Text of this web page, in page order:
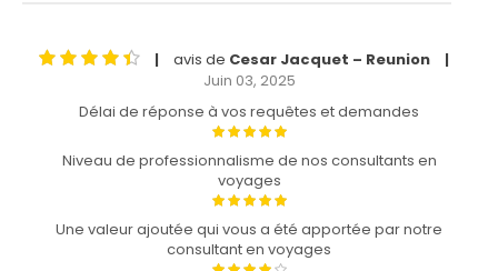
| avis de Cesar Jacquet – Reunion |
Juin 03, 2025
Délai de réponse à vos requêtes et demandes
Niveau de professionnalisme de nos consultants en
voyages
Une valeur ajoutée qui vous a été apportée par notre
consultant en voyages